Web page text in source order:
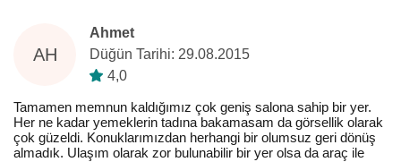
AH
Ahmet
Düğün Tarihi: 29.08.2015
4,0
Tamamen memnun kaldığımız çok geniş salona sahip bir yer.
Her ne kadar yemeklerin tadına bakamasam da görsellik olarak
çok güzeldi. Konuklarımızdan herhangi bir olumsuz geri dönüş
almadık. Ulaşım olarak zor bulunabilir bir yer olsa da araç ile